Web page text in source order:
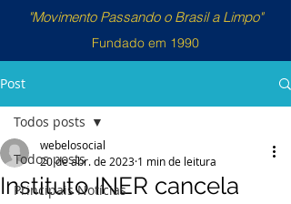
"Movimento Passando o Brasil a Limpo"
Fundado em 1990
Post
Todos posts
Principais Notícias
Todos posts
Instituto INER cancela
webelosocial
20 de abr. de 2023 1 min de leitura